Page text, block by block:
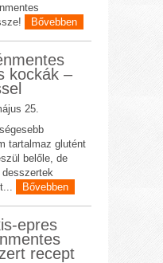
Bővebben
kockák –
25.
tartalmaz glutént
belőle, de
Bővebben
epres
recept